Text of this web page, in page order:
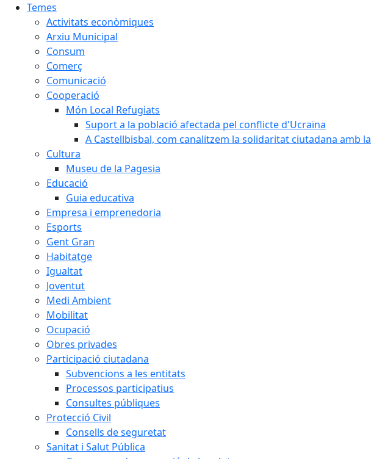
Temes
Activitats econòmiques
Arxiu Municipal
Consum
Comerç
Comunicació
Cooperació
Món Local Refugiats
Suport a la població afectada pel conflicte d'Ucraïna
A Castellbisbal, com canalitzem la solidaritat ciutadana amb
Cultura
Museu de la Pagesia
Educació
Guia educativa
Empresa i emprenedoria
Esports
Gent Gran
Habitatge
Igualtat
Joventut
Medi Ambient
Mobilitat
Ocupació
Obres privades
Participació ciutadana
Subvencions a les entitats
Processos participatius
Consultes públiques
Protecció Civil
Consells de seguretat
Sanitat i Salut Pública